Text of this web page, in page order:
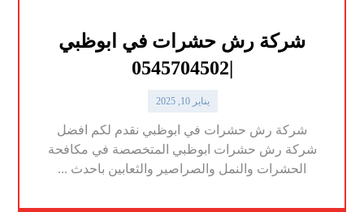
شركة رش حشرات في ابوظبي
يناير 10, 2025
شركة رش حشرات في ابوظبي نقدم لكم افضل
شركة رش حشرات ابوظبي المتخصصة في مكافحة
الحشرات والنمل والصراصير والثعابين باحدث ...